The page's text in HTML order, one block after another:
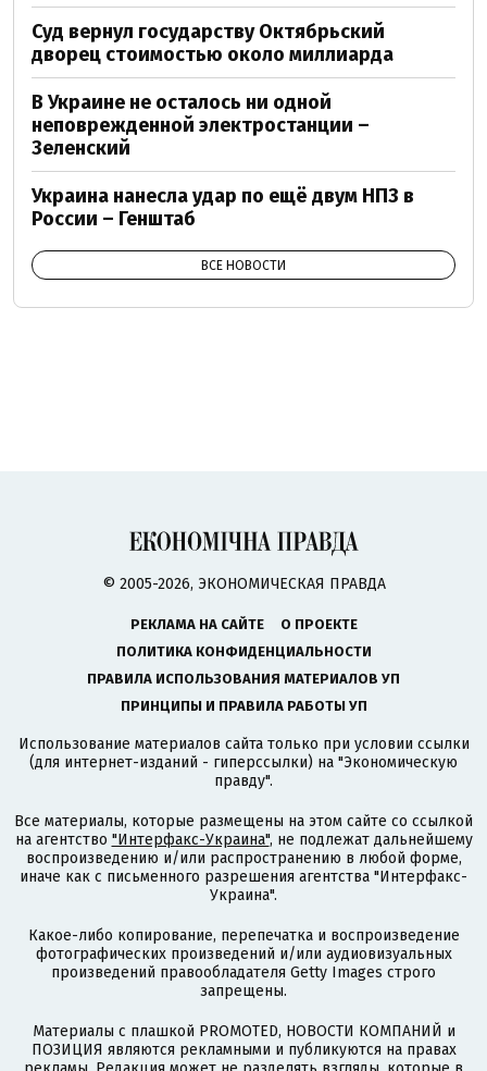
Суд вернул государству Октябрьский
дворец стоимостью около миллиарда
В Украине не осталось ни одной
неповрежденной электростанции –
Зеленский
Украина нанесла удар по ещё двум НПЗ в
России – Генштаб
ВСЕ НОВОСТИ
© 2005-2026, ЭКОНОМИЧЕСКАЯ ПРАВДА
РЕКЛАМА НА САЙТЕ
О ПРОЕКТЕ
ПОЛИТИКА КОНФИДЕНЦИАЛЬНОСТИ
ПРАВИЛА ИСПОЛЬЗОВАНИЯ МАТЕРИАЛОВ УП
ПРИНЦИПЫ И ПРАВИЛА РАБОТЫ УП
Использование материалов сайта только при условии ссылки
(для интернет-изданий - гиперссылки) на "Экономическую
правду".
Все материалы, которые размещены на этом сайте со ссылкой
на агентство "Интерфакс-Украина", не подлежат дальнейшему
воспроизведению и/или распространению в любой форме,
иначе как с письменного разрешения агентства "Интерфакс-
Украина".
Какое-либо копирование, перепечатка и воспроизведение
фотографических произведений и/или аудиовизуальных
произведений правообладателя Getty Images строго
запрещены.
Материалы с плашкой PROMOTED, НОВОСТИ КОМПАНИЙ и
ПОЗИЦИЯ являются рекламными и публикуются на правах